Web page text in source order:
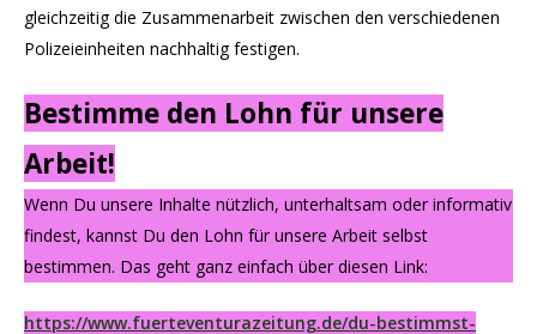
gleichzeitig die Zusammenarbeit zwischen den verschiedenen
Polizeieinheiten nachhaltig festigen.
Bestimme den Lohn für unsere
Arbeit!
Wenn Du unsere Inhalte nützlich, unterhaltsam oder informativ
findest, kannst Du den Lohn für unsere Arbeit selbst
bestimmen. Das geht ganz einfach über diesen Link:
https://www.fuerteventurazeitung.de/du-bestimmst-